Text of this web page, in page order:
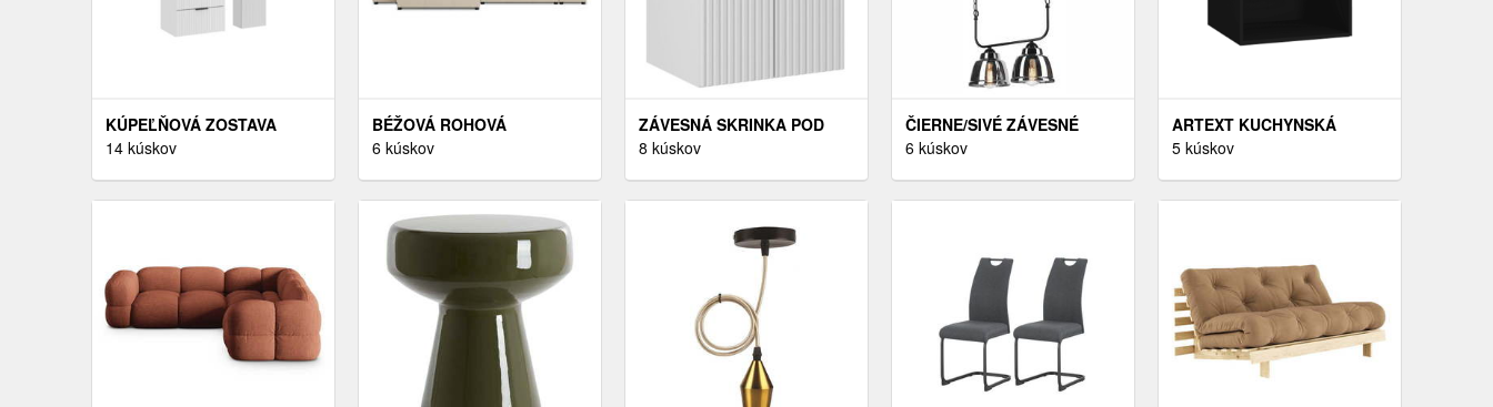
KÚPEĽŇOVÁ ZOSTAVA
CASAD S DOSKOU A
14 kúskov
BÉŽOVÁ ROHOVÁ
POHOVKA (VARIABILNÁ)
6 kúskov
ZÁVESNÁ SKRINKA POD
UMÝVADLO NOVA BIELA II S
8 kúskov
ČIERNE/SIVÉ ZÁVESNÉ
SVIETIDLO SO SKLENENÝM
6 kúskov
ARTEXT KUCHYNSKÁ
SKRINKA HORNÁ BONN |
5 kúskov